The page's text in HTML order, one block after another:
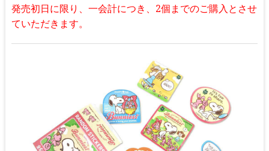
発売初日に限り、一会計につき、2個までのご購入とさせ
ていただきます。